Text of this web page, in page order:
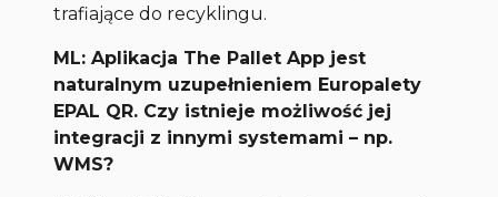
trafiające do recyklingu.
ML: Aplikacja The Pallet App jest
naturalnym uzupełnieniem Europalety
EPAL QR. Czy istnieje możliwość jej
integracji z innymi systemami – np.
WMS?